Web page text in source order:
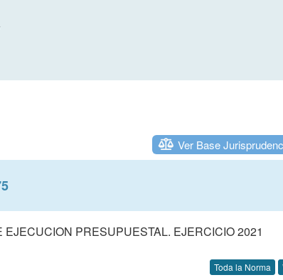
Ver Base
PRESUPUESTAL. EJERCICIO 2021
Toda la Norma